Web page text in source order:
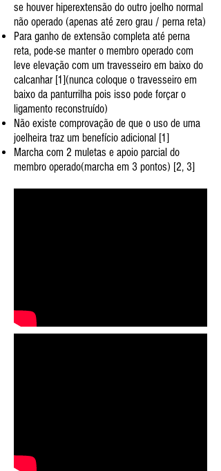
se houver hiperextensão do outro joelho normal
não operado (apenas até zero grau / perna reta)
Para ganho de extensão completa até perna
reta, pode-se manter o membro operado com
leve elevação com um travesseiro em baixo do
calcanhar [1](nunca coloque o travesseiro em
baixo da panturrilha pois isso pode forçar o
ligamento reconstruído)
Não existe comprovação de que o uso de uma
joelheira traz um benefício adicional​ [1]
Marcha com 2 muletas e apoio parcial do
membro operado(marcha em 3 pontos) [2, 3]